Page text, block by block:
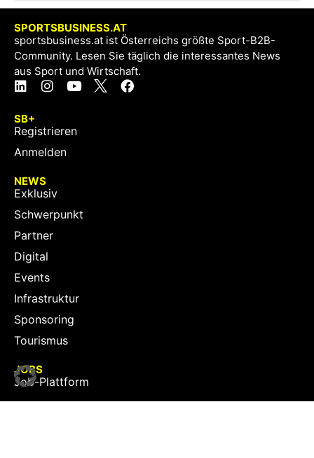
SPORTSBUSINESS.AT
sportsbusiness.at ist Österreichs größte Sport-B2B-
Community. Lesen Sie täglich die interessantes News
aus Sport und Wirtschaft.
SB+
Registrieren
Anmelden
NEWS
Exklusiv
Schwerpunkt
Partner
Digital
Events
Infrastruktur
Sponsoring
Tourismus
JOBS
Job-Plattform